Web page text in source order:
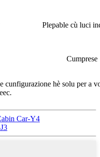
Plepable cù luci
Cumprese
cunfigurazione hè solu per a
Car-Y4